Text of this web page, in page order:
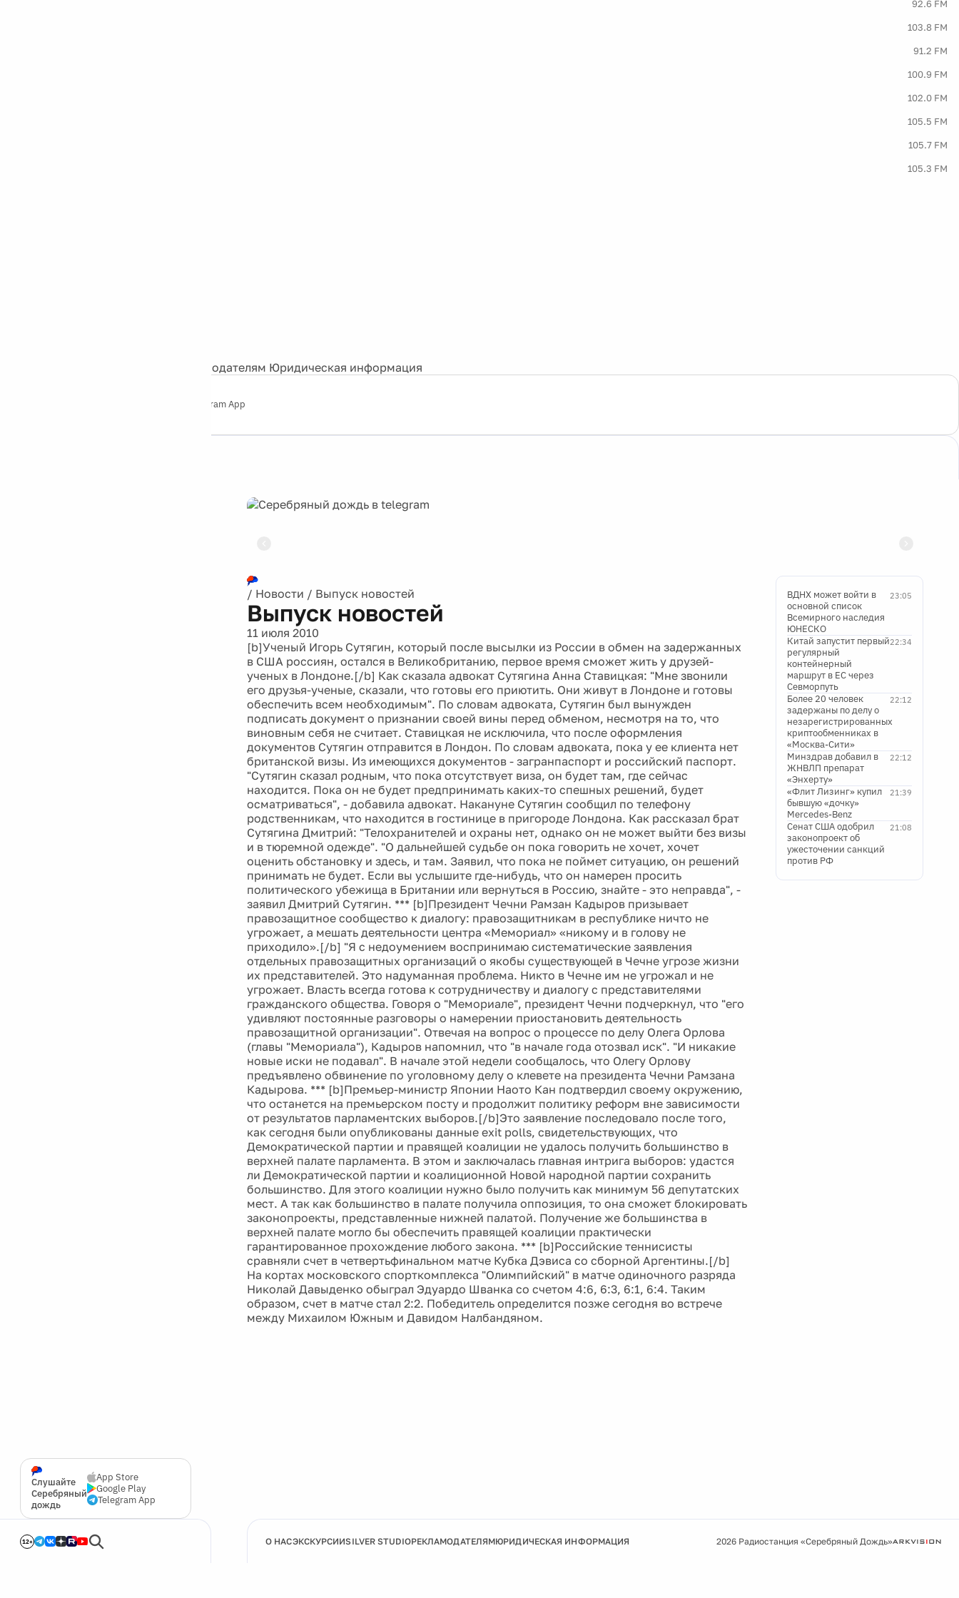
92.6 FM
103.8 FM
91.2 FM
100.9 FM
102.0 FM
105.5 FM
105.7 FM
105.3 FM
Рекламодателям Юридическая информация
Telegram App
Слушайте
Серебряный
дождь
App Store
Google Play
Telegram App
12+
/ Новости / Выпуск новостей
Выпуск новостей
11 июля 2010
[b]Ученый Игорь Сутягин, который после высылки из России в обмен на задержанных
в США россиян, остался в Великобританию, первое время сможет жить у друзей-
ученых в Лондоне.[/b] Как сказала адвокат Сутягина Анна Ставицкая: "Мне звонили
его друзья-ученые, сказали, что готовы его приютить. Они живут в Лондоне и готовы
обеспечить всем необходимым". По словам адвоката, Сутягин был вынужден
подписать документ о признании своей вины перед обменом, несмотря на то, что
виновным себя не считает. Ставицкая не исключила, что после оформления
документов Сутягин отправится в Лондон. По словам адвоката, пока у ее клиента нет
британской визы. Из имеющихся документов - загранпаспорт и российский паспорт.
"Сутягин сказал родным, что пока отсутствует виза, он будет там, где сейчас
находится. Пока он не будет предпринимать каких-то спешных решений, будет
осматриваться", - добавила адвокат. Накануне Сутягин сообщил по телефону
родственникам, что находится в гостинице в пригороде Лондона. Как рассказал брат
Сутягина Дмитрий: "Телохранителей и охраны нет, однако он не может выйти без визы
и в тюремной одежде". "О дальнейшей судьбе он пока говорить не хочет, хочет
оценить обстановку и здесь, и там. Заявил, что пока не поймет ситуацию, он решений
принимать не будет. Если вы услышите где-нибудь, что он намерен просить
политического убежища в Британии или вернуться в Россию, знайте - это неправда", -
заявил Дмитрий Сутягин. *** [b]Президент Чечни Рамзан Кадыров призывает
правозащитное сообщество к диалогу: правозащитникам в республике ничто не
угрожает, а мешать деятельности центра «Мемориал» «никому и в голову не
приходило».[/b] "Я с недоумением воспринимаю систематические заявления
отдельных правозащитных организаций о якобы существующей в Чечне угрозе жизни
их представителей. Это надуманная проблема. Никто в Чечне им не угрожал и не
угрожает. Власть всегда готова к сотрудничеству и диалогу с представителями
гражданского общества. Говоря о "Мемориале", президент Чечни подчеркнул, что "его
удивляют постоянные разговоры о намерении приостановить деятельность
правозащитной организации". Отвечая на вопрос о процессе по делу Олега Орлова
(главы "Мемориала"), Кадыров напомнил, что "в начале года отозвал иск". "И никакие
новые иски не подавал". В начале этой недели сообщалось, что Олегу Орлову
предъявлено обвинение по уголовному делу о клевете на президента Чечни Рамзана
Кадырова. *** [b]Премьер-министр Японии Наото Кан подтвердил своему окружению,
что останется на премьерском посту и продолжит политику реформ вне зависимости
от результатов парламентских выборов.[/b]Это заявление последовало после того,
как сегодня были опубликованы данные exit polls, свидетельствующих, что
Демократической партии и правящей коалиции не удалось получить большинство в
верхней палате парламента. В этом и заключалась главная интрига выборов: удастся
ли Демократической партии и коалиционной Новой народной партии сохранить
большинство. Для этого коалиции нужно было получить как минимум 56 депутатских
мест. А так как большинство в палате получила оппозиция, то она сможет блокировать
законопроекты, представленные нижней палатой. Получение же большинства в
верхней палате могло бы обеспечить правящей коалиции практически
гарантированное прохождение любого закона. *** [b]Российские теннисисты
сравняли счет в четвертьфинальном матче Кубка Дэвиса со сборной Аргентины.[/b]
На кортах московского спорткомплекса "Олимпийский" в матче одиночного разряда
Николай Давыденко обыграл Эдуардо Шванка со счетом 4:6, 6:3, 6:1, 6:4. Таким
образом, счет в матче стал 2:2. Победитель определится позже сегодня во встрече
между Михаилом Южным и Давидом Налбандяном.
23:05
ВДНХ может войти в
основной список
Всемирного наследия
ЮНЕСКО
22:34
Китай запустит первый
регулярный
контейнерный
маршрут в ЕС через
Севморпуть
22:12
Более 20 человек
задержаны по делу о
незарегистрированных
криптообменниках в
«Москва-Сити»
22:12
Минздрав добавил в
ЖНВЛП препарат
«Энхерту»
21:39
«Флит Лизинг» купил
бывшую «дочку»
Mercedes-Benz
21:08
Сенат США одобрил
законопроект об
ужесточении санкций
против РФ
О НАСЭКСКУРСИИSILVER STUDIOРЕКЛАМОДАТЕЛЯМЮРИДИЧЕСКАЯ ИНФОРМАЦИЯ 2026 Радиостанция «Серебряный Дождь»